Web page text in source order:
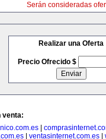
Serán consideradas
Realizar una Oferta
Precio Ofrecido $
venta:
| ventasinternet.com.es|